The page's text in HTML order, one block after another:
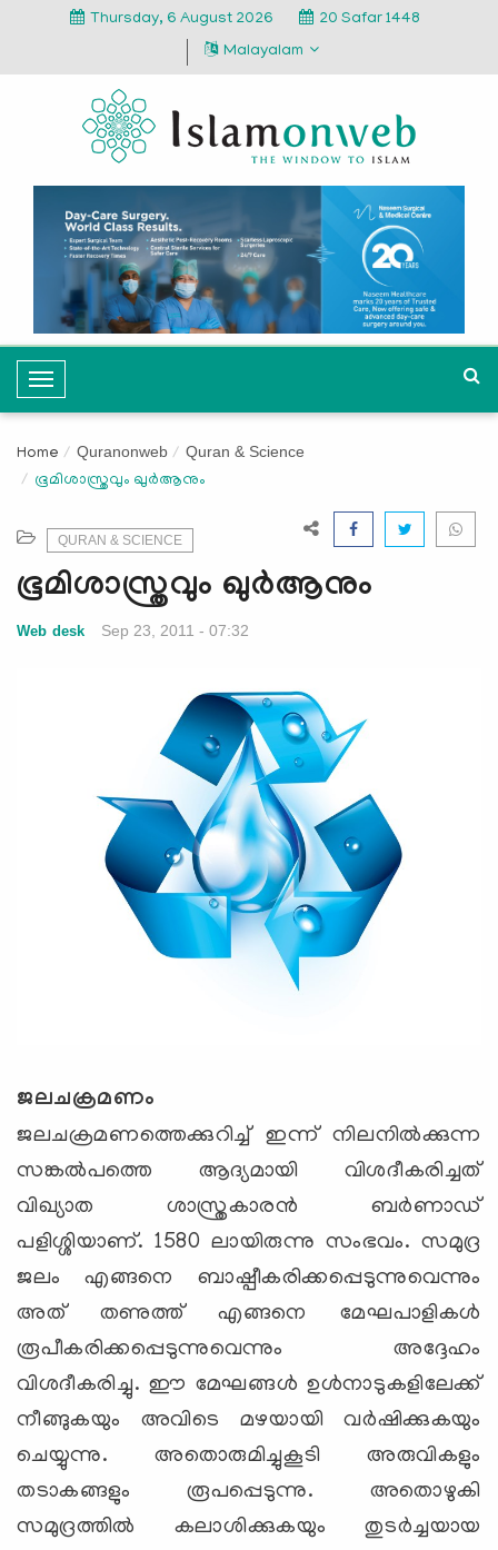
Thursday, 6 August 2026
20 Safar 1448
Malayalam
T
o
g
l
a
v
i
Home Quranonweb Quran & Science
ഭൂമിശാസ്ത്രവും ഖുര്‍ആനും
QURAN & SCIENCE
ഭൂമിശാസ്ത്രവും ഖുര്‍ആനും
Web desk Sep 23, 2011 - 07:32
ജലചക്രമണം
ജലചക്രമണത്തെക്കുറിച്ച് ഇന്ന് നിലനില്‍ക്കുന്ന
സങ്കല്‍പത്തെ ആദ്യമായി വിശദീകരിച്ചത്
വിഖ്യാത ശാസ്ത്രകാരന്‍ ബര്‍ണാഡ്
പളിശ്ശിയാണ്. 1580 ലായിരുന്നു സംഭവം. സമുദ്ര
ജലം എങ്ങനെ ബാഷ്പീകരിക്കപ്പെടുന്നുവെന്നും
അത് തണുത്ത് എങ്ങനെ മേഘപാളികള്‍
രൂപീകരിക്കപ്പെടുന്നുവെന്നും അദ്ദേഹം
വിശദീകരിച്ചു. ഈ മേഘങ്ങള്‍ ഉള്‍നാടുകളിലേക്ക്
നീങ്ങുകയും അവിടെ മഴയായി വര്‍ഷിക്കുകയും
ചെയ്യുന്നു. അതൊരുമിച്ചുകൂടി അരുവികളും
തടാകങ്ങളും രൂപപ്പെടുന്നു. അതൊഴുകി
സമുദ്രത്തില്‍ കലാശിക്കുകയും തുടര്‍ച്ചയായ